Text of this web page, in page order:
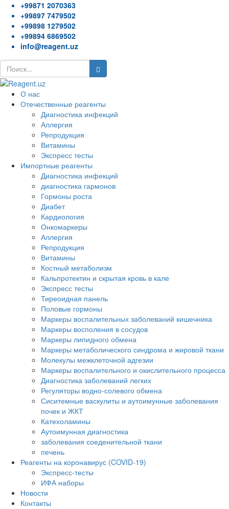
+99871 2070363
+99897 7479502
+99898 1279502
+99894 6869502
info@reagent.uz
О нас
Отечественные реагенты
Диагностика инфекций
Аллергия
Репродукция
Витамины
Экспресс тесты
Импортные реагенты
Диагностика инфекций
диагностика гармонов
Гормоны роста
Диабет
Кардиология
Онкомаркеры
Аллергия
Репродукция
Витамины
Костный метаболизм
Кальпротектин и скрытая кровь в кале
Экспресс тесты
Тиреоидная панель
Половые гормоны
Маркеры воспалительных заболеваний кишечника
Маркеры восполения в сосудов
Маркеры липидного обмена
Маркеры метаболического синдрома и жировой ткани
Молекулы межклеточной адгезии
Маркеры воспалительного и окислительного процесса
Диагностика заболеваний легких
Регуляторы водно-солевого обмена
Сиситемные васкулиты и аутоимунные заболевания
почек и ЖКТ
Катехоламины
Аутоимунная диагностика
заболевания соеденительной ткани
печень
Реагенты на коронавирус (COVID-19)
Экспресс-тесты
ИФА наборы
Новости
Контакты